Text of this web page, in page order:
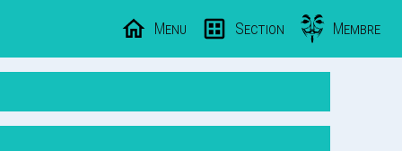
Menu Section Membre